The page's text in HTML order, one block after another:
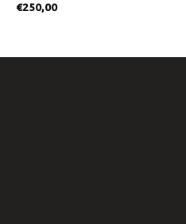
€250,00